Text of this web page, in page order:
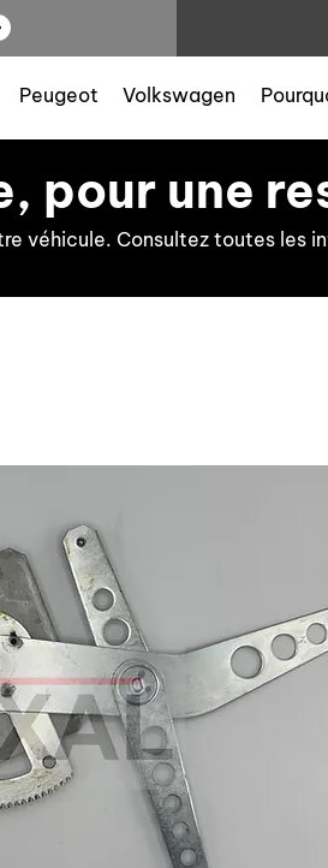
Peugeot Volkswagen
pour une
véhicule. Consultez toutes